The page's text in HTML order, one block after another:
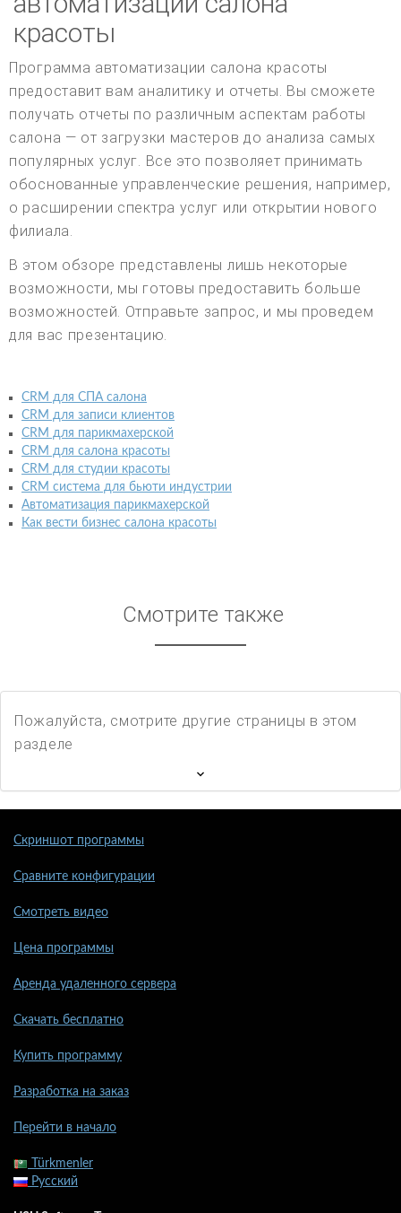
красоты
Программа автоматизации салона красоты
предоставит вам аналитику и отчеты. Вы сможете
получать отчеты по различным аспектам работы
салона — от загрузки мастеров до анализа самых
популярных услуг. Все это позволяет принимать
обоснованные управленческие решения, например,
о расширении спектра услуг или открытии нового
филиала.
В этом обзоре представлены лишь некоторые
возможности, мы готовы предоставить больше
возможностей. Отправьте запрос, и мы проведем
для вас презентацию.
CRM для СПА салона
CRM для записи клиентов
CRM для парикмахерской
CRM для салона красоты
CRM для студии красоты
CRM система для бьюти индустрии
Автоматизация парикмахерской
Как вести бизнес салона красоты
Смотрите также
Пожалуйста, смотрите другие страницы в этом
разделе
Скриншот программы
Сравните конфигурации
Смотреть видео
Цена программы
Аренда удаленного сервера
Скачать бесплатно
Купить программу
Разработка на заказ
Перейти в начало
Türkmenler
Русский